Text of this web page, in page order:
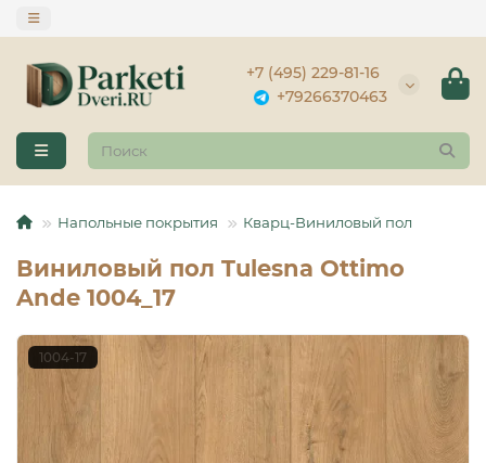
+7 (495) 229-81-16
+79266370463
Напольные покрытия Кварц-Виниловый пол
Виниловый пол Tulesna Ottimo
Ande 1004_17
1004-17